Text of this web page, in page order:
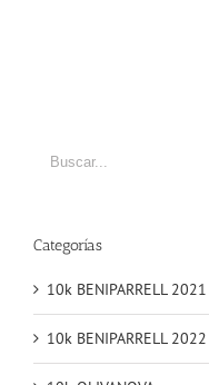
Buscar
Categorías
10k BENIPARRELL 2021
10k BENIPARRELL 2022